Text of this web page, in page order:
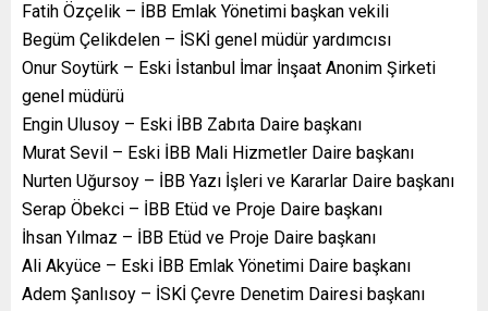
Fatih Özçelik – İBB Emlak Yönetimi başkan vekili
Begüm Çelikdelen – İSKİ genel müdür yardımcısı
Onur Soytürk – Eski İstanbul İmar İnşaat Anonim Şirketi
genel müdürü
Engin Ulusoy – Eski İBB Zabıta Daire başkanı
Murat Sevil – Eski İBB Mali Hizmetler Daire başkanı
Nurten Uğursoy – İBB Yazı İşleri ve Kararlar Daire başkanı
Serap Öbekci – İBB Etüd ve Proje Daire başkanı
İhsan Yılmaz – İBB Etüd ve Proje Daire başkanı
Ali Akyüce – Eski İBB Emlak Yönetimi Daire başkanı
Adem Şanlısoy – İSKİ Çevre Denetim Dairesi başkanı